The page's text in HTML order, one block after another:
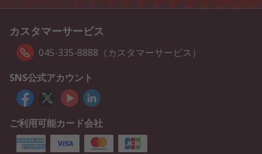
カスタマーサービス
045-335-8888（カスタマーサービス）
SNS公式アカウント
ご利用可能カード会社